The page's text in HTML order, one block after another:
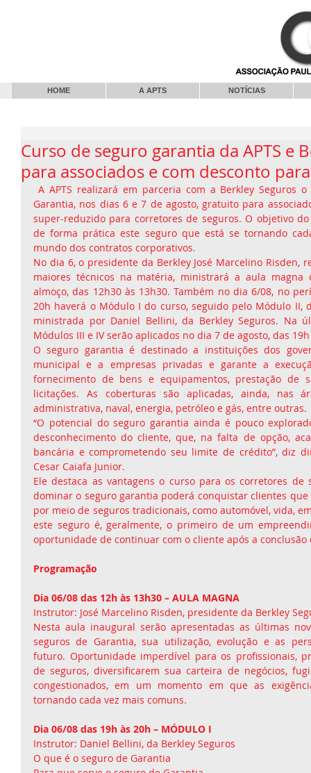
HOME A APTS NOTÍCIAS
Curso de seguro garantia da APTS e
para associados e com desconto
Garantia, nos dias 6 e 7 de agosto, gratuito para
super-reduzido para corretores de seguros. O objetivo
de forma prática este seguro que está se tornando
mundo dos contratos corporativos.
No dia 6, o presidente da Berkley José Marcelino Risden,
maiores técnicos na matéria, ministrará a aula
almoço, das 12h30 às 13h30. Também no dia 6/08, no
20h haverá o Módulo I do curso, seguido pelo Módulo II,
ministrada por Daniel Bellini, da Berkley Seguros. Na
Módulos III e IV serão aplicados no dia 7 de agosto, das
O seguro garantia é destinado a instituições dos
municipal e a empresas privadas e garante a
fornecimento de bens e equipamentos, prestação de
licitações. As coberturas são aplicadas, ainda, nas
administrativa, naval, energia, petróleo e gás, entre outras.
“O potencial do seguro garantia ainda é pouco
desconhecimento do cliente, que, na falta de opção,
bancária e comprometendo seu limite de crédito”, diz
Cesar Caiafa Junior.
Ele destaca as vantagens o curso para os corretores de
dominar o seguro garantia poderá conquistar clientes que
por meio de seguros tradicionais, como automóvel, vida,
este seguro é, geralmente, o primeiro de um
oportunidade de continuar com o cliente após a conclusão
Programação
Dia 06/08 das 12h às 13h30 – AULA MAGNA
Instrutor: José Marcelino Risden, presidente da Berkley
Nesta aula inaugural serão apresentadas as últimas
seguros de Garantia, sua utilização, evolução e as
futuro. Oportunidade imperdível para os profissionais,
de seguros, diversificarem sua carteira de negócios,
congestionados, em um momento em que as
tornando cada vez mais comuns.
Dia 06/08 das 19h às 20h – MÓDULO I
Instrutor: Daniel Bellini, da Berkley Seguros
O que é o seguro de Garantia